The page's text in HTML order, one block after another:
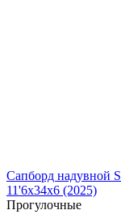
Сапборд надувной
11'6x34x6 (2025)
Прогулочные